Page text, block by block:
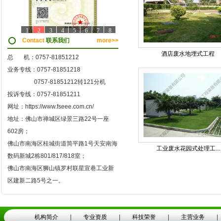
8
7
6
5
4
3
2
1
more>>
Contact 联系我们
总 机：0757-81851212
业务专线：0757-81851218
0757-81851212转121分机
投诉专线：0757-81851211
网址：https://www.fseee.com.cn/
地址：佛山市禅城区绿景三路22号一座
602房；
佛山市南海区桂城街道简平路1号天安南海
数码新城2栋801/817/818室；
佛山市南海区狮山镇罗村联星宣巷工业新
区建新二路5号之一。
酒店废水地埋式工程
工业废水花园式处理工...
机构简介 专业资质 科技荣誉 主营业务